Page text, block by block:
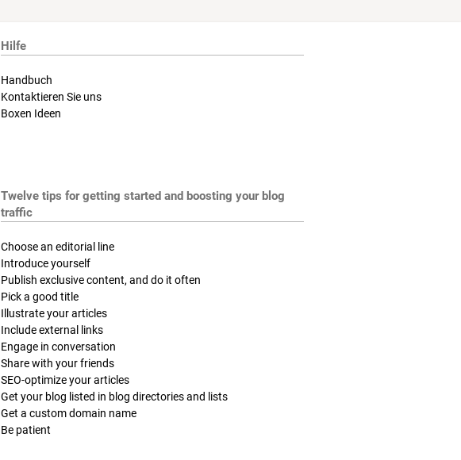
Hilfe
Handbuch
Kontaktieren Sie uns
Boxen Ideen
Twelve tips for getting started and boosting your blog
traffic
Choose an editorial line
Introduce yourself
Publish exclusive content, and do it often
Pick a good title
Illustrate your articles
Include external links
Engage in conversation
Share with your friends
SEO-optimize your articles
Get your blog listed in blog directories and lists
Get a custom domain name
Be patient